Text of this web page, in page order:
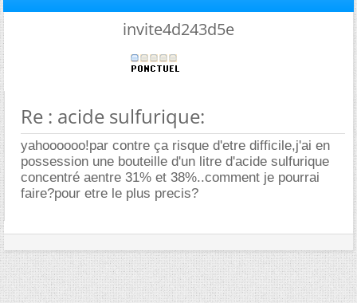
invite4d243d5e
Re : acide sulfurique:
yahoooooo!par contre ça risque d'etre difficile,j'ai en
possession une bouteille d'un litre d'acide sulfurique
concentré aentre 31% et 38%..comment je pourrai
faire?pour etre le plus precis?